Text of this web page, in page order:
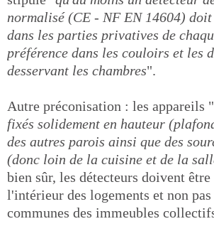
normalisé (CE - NF EN 14604)
dans les parties privatives de
préférence dans les couloirs et les
desservant les chambres".
Autre préconisation : les appareils "
fixés solidement en hauteur
des autres parois ainsi que des
(donc loin de la cuisine et de la
bien sûr, les détecteurs doivent
l'intérieur des logements et non pas
communes des immeubles